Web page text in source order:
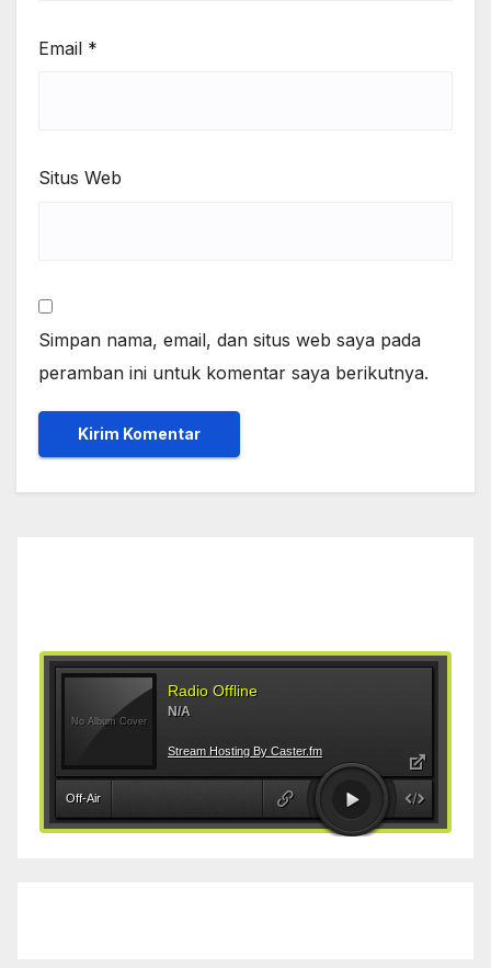
Email *
Situs Web
Simpan nama, email, dan situs web saya pada
peramban ini untuk komentar saya berikutnya.